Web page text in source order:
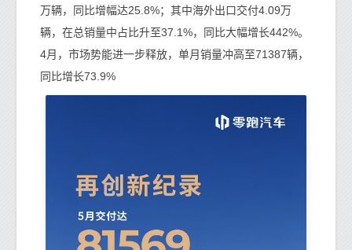
万辆，同比增幅达25.8%；其中海外出口交付4.09万
辆，在总销量中占比升至37.1%，同比大幅增长442%。
4月，市场势能进一步释放，单月销量冲高至71387辆，
同比增长73.9%